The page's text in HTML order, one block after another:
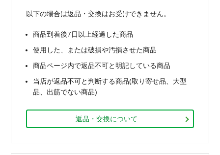
以下の場合は返品・交換はお受けできません。
商品到着後7日以上経過した商品
使用した、または破損や汚損させた商品
商品ページ内で返品不可と明記している商品
当店が返品不可と判断する商品(取り寄せ品、大型
品、出筋でない商品)
返品・交換について